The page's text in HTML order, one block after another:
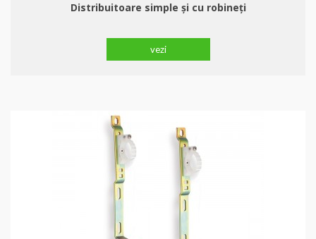
Distribuitoare simple şi cu robineți
vezi